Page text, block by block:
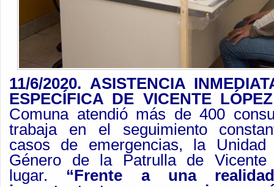
11/6/2020. ASISTENCIA
ESPECÍFICA DE VICENTE
Comuna atendió más de 400
trabaja en el seguimiento
casos de emergencias, la
Género de la Patrulla de
lugar. “Frente a una